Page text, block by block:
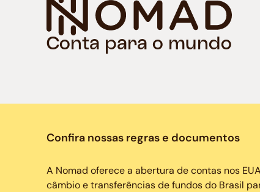
Conta para o mundo
Confira nossas regras e documentos
A Nomad oferece a abertura de contas nos
câmbio e transferências de fundos do Brasil